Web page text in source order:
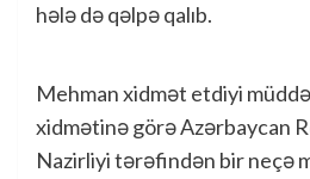
hələ də qəlpə qalıb.
Mehman xidmət etdiyi
xidmətinə görə Azərbaycan
Nazirliyi tərəfindən bir neçə